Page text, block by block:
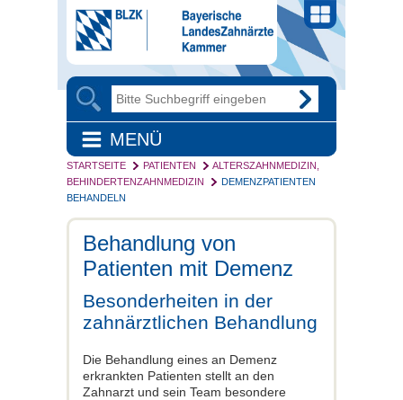
MENÜ
STARTSEITE PATIENTEN
ALTERSZAHNMEDIZIN,
BEHINDERTENZAHNMEDIZIN
DEMENZPATIENTEN
BEHANDELN
Behandlung von
Patienten mit Demenz
Besonderheiten in der
zahnärztlichen Behandlung
Die Behandlung eines an Demenz
erkrankten Patienten stellt an den
Zahnarzt und sein Team besondere